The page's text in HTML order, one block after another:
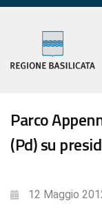
Parco
(Pd) su
12 Maggio